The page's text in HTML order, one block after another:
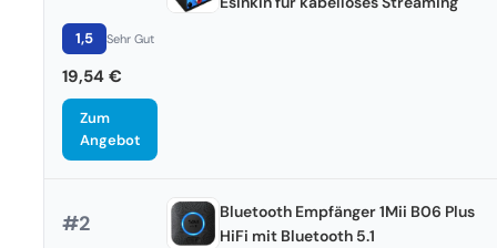
1,5 Sehr Gut
19,54 €
Zum
Angebot
#2
Bluetooth Empfänger 1Mii B06 Plus
HiFi mit Bluetooth 5.1